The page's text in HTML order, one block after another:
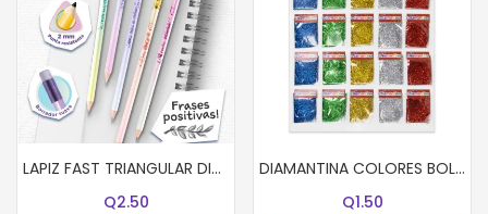
LAPIZ FAST TRIANGULAR DISEÑO COLORES PASTEL UNIDAD
Q2.50
DIAMANTINA COLORES BOLSITAS 2.7G COL DORADO
Q1.50